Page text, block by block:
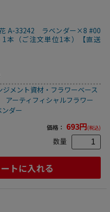
A-33242 ラベンダー×8 #00
（ご注文単位1本）【直送
ジメント資材・フラワーベース
アーティフィシャルフラワー
ダー
価格： 693円(税込)
数量
トに入れる